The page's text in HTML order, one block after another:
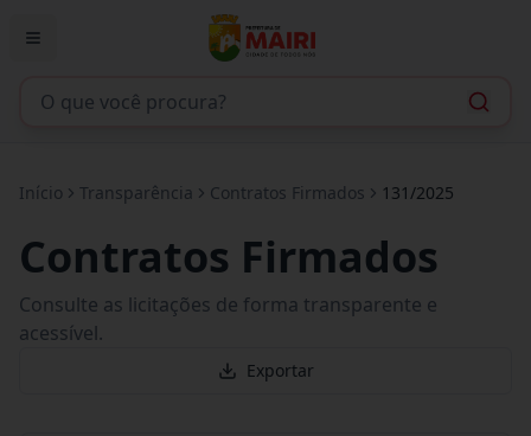
Início Transparência Contratos Firmados 131/2025
Contratos Firmados
Consulte as licitações de forma transparente e
acessível.
Exportar